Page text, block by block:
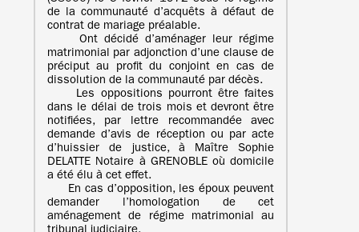
de la communauté d’acquêts à défaut de
contrat de mariage préalable.
Ont décidé d’aménager leur régime
matrimonial par adjonction d’une clause de
préciput au profit du conjoint en cas de
dissolution de la communauté par décès.
Les oppositions pourront être faites
dans le délai de trois mois et devront être
notifiées, par lettre recommandée avec
demande d’avis de réception ou par acte
d’huissier de justice, à Maître Sophie
DELATTE Notaire à GRENOBLE où domicile
a été élu à cet effet.
En cas d’opposition, les époux peuvent
demander l’homologation de cet
aménagement de régime matrimonial au